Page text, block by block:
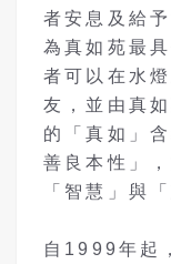
者安息及給
為真如苑最
者可以在水
友，並由真
的「真如」
善良本性」
「智慧」與
自1999年起